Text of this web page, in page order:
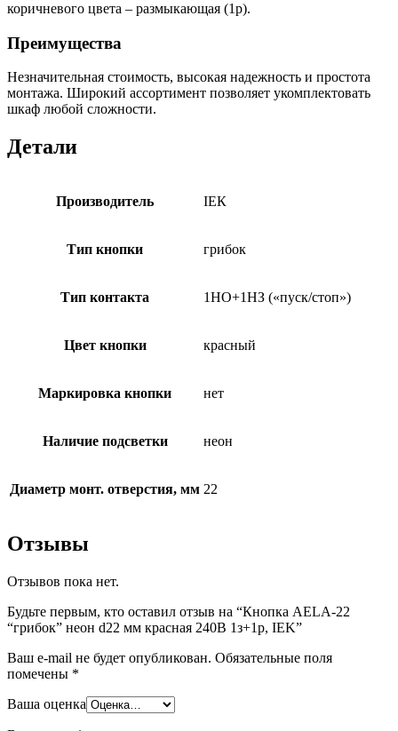
коричневого цвета – размыкающая (1р).
Преимущества
Незначительная стоимость, высокая надежность и простота
монтажа. Широкий ассортимент позволяет укомплектовать
шкаф любой сложности.
Детали
Производитель ІЕК
Тип кнопки грибок
Тип контакта 1НО+1НЗ («пуск/стоп»)
Цвет кнопки красный
Маркировка кнопки нет
Наличие подсветки неон
Диаметр монт. отверстия, мм 22
Отзывы
Отзывов пока нет.
Будьте первым, кто оставил отзыв на “Кнопка AELA-22
“грибок” неон d22 мм красная 240В 1з+1р, IEK”
Ваш e-mail не будет опубликован. Обязательные поля
помечены *
Ваша оценка